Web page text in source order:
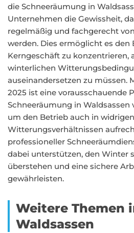
die Schneeräumung in
Unternehmen die Gewissheit,
regelmäßig und fachgerecht
werden. Dies ermöglicht es den
Kerngeschäft zu konzentrieren,
winterlichen
auseinandersetzen zu müssen.
2025 ist eine vorausschauende
Schneeräumung in
um den Betrieb auch in widrigen
Witterungsverhältnissen
professioneller
dabei unterstützen, den Winter
überstehen und eine sichere
gewährleisten.
Weitere Themen
Waldsassen